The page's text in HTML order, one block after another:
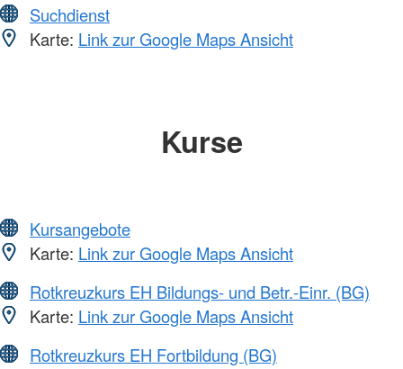
Suchdienst
Karte: Link zur Google Maps Ansicht
Kurse
Kursangebote
Karte: Link zur Google Maps Ansicht
Rotkreuzkurs EH Bildungs- und Betr.-Einr. (BG)
Karte: Link zur Google Maps Ansicht
Rotkreuzkurs EH Fortbildung (BG)